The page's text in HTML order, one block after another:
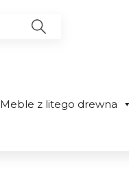
Meble z litego drewna